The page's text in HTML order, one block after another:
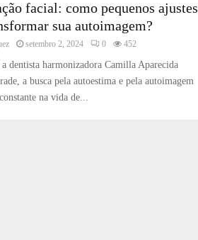
facial: como pequenos ajustes
sua autoimagem?
setembro 2, 2024 0 452
dentista harmonizadora Camilla Aparecida
a busca pela autoestima e pela autoimagem
na vida de...